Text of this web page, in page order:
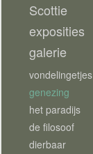
Scottie
exposities
galerie
vondelingetjes
genezing
het paradijs
de filosoof
dierbaar